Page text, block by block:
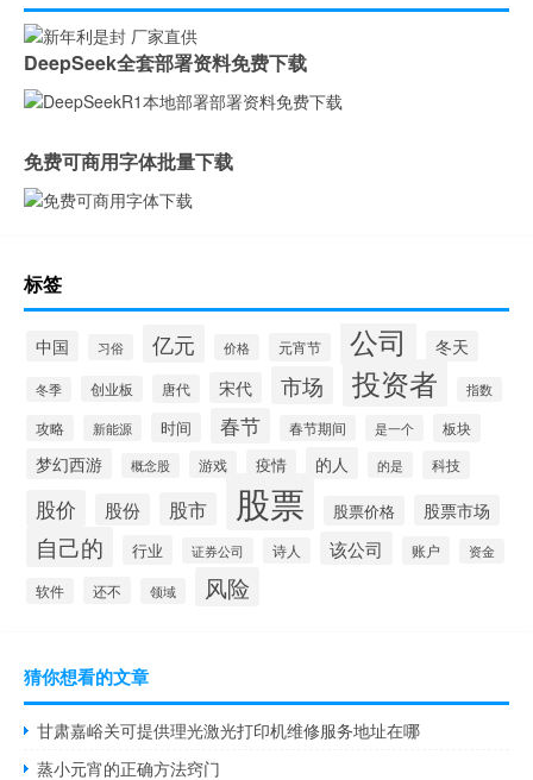
DeepSeek全套部署资料免费下载
免费可商用字体批量下载
标签
中国 习俗 亿元 价格 元宵节 公司 冬天
冬季 创业板 唐代 宋代 市场 投资者 指数
攻略 新能源 时间 春节 春节期间 是一个 板块
梦幻西游 概念股 游戏 疫情 的人 的是 科技
股价 股份 股市 股票 股票价格 股票市场
自己的 行业 证券公司 诗人 该公司 账户 资金
软件 还不 领域 风险
猜你想看的文章
甘肃嘉峪关可提供理光激光打印机维修服务地址在哪
蒸小元宵的正确方法窍门